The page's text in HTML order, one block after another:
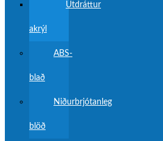
Útdráttur
akrýl
ABS-
blað
Niðurbrjótanleg
blöð